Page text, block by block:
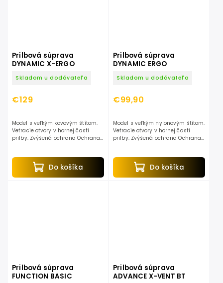
Prilbová súprava
DYNAMIC X-ERGO
Skladom u dodávateľa
€129
Do košíka
Model s veľkým kovovým štítom.
Vetracie otvory v hornej časti
prilby. Zvýšená ochrana Ochrana
EN 397, EN 1731.
Prilbová súprava
DYNAMIC ERGO
Skladom u dodávateľa
€99,90
Do košíka
Model s veľkým nylonovým štítom.
Vetracie otvory v hornej časti
prilby. Zvýšená ochrana Ochrana
352, EN 397, EN...
Prilbová súprava
FUNCTION BASIC
Prilbová súprava
ADVANCE X-VENT BT